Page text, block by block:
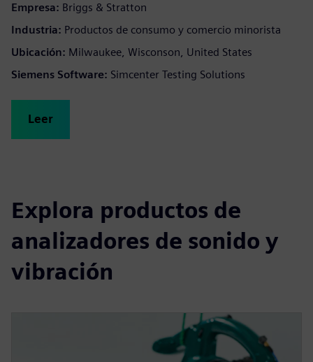
Empresa: Briggs & Stratton
Industria: Productos de consumo y comercio minorista
Ubicación: Milwaukee, Wisconson, United States
Siemens Software: Simcenter Testing Solutions
Leer
Explora productos de
analizadores de sonido y
vibración